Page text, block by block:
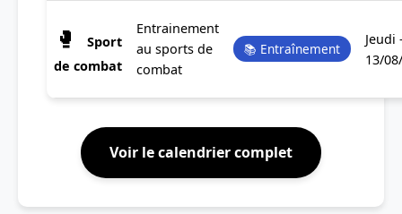
🥊
Sport
de combat
Entrainement
au sports de
combat
📚 Entraînement
Jeudi
13/
Voir le calendrier complet